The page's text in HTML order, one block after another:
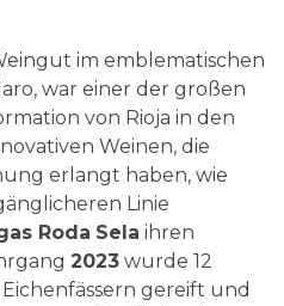
im emblematischen
war einer der großen
von Rioja in den
Weinen, die
erlangt haben, wie
Linie
Roda Sela ihren
2023 wurde 12
gereift und